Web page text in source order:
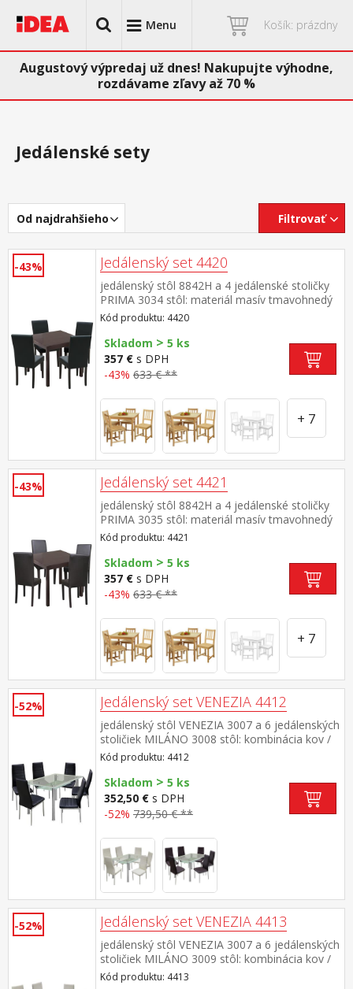
Menu Košík: prázdny
Augustový výpredaj už dnes! Nakupujte výhodne,
rozdávame zľavy až 70 %
Jedálenské sety
Od najdrahšieho Filtrovať
-43% Jedálenský set 4420
jedálenský stôl 8842H a 4 jedálenské stoličky
PRIMA 3034 stôl: materiál masív tmavohnedý
lak stolička: nohy materiál masív, farebné
prevedenie tmavohnedý lak poťah koža –
imitácia, farebné prevedenie čierna, výška sedu
47 cm rozmer stola (š/h/v) 75 × 75 × 73 cm
rozmer stoličky (š/h/v) 45 × 55 × 90 cm
Kód produktu: 4420
Skladom > 5 ks
357 € s DPH
-43% 633 € **
+ 7
-43% Jedálenský set 4421
jedálenský stôl 8842H a 4 jedálenské stoličky
PRIMA 3035 stôl: materiál masív tmavohnedý
lak stolička: nohy materiál masív, farebné
prevedenie tmavohnedý lak poťah koža –
imitácia, farebné prevedenie hnedá, výška
sedu 47 cm rozmer stola (š/h/v) 75 × 75 × 73
cm rozmer stoličky (š/h/v) 45 × 55 × 90 cm
Kód produktu: 4421
Skladom > 5 ks
357 € s DPH
-43% 633 € **
+ 7
-52% Jedálenský set VENEZIA 4412
jedálenský stôl VENEZIA 3007 a 6 jedálenských
stoličiek MILÁNO 3008 stôl: kombinácia kov /
tvrdené sklo, pochrómované nohy stolička:
poťah koža – imitácia, farebné prevedenie
čierna kovové pochrómované nohy, výška
sedu 46 cm rozmer stola (š/h/v) 150 × 90 × 76
cm rozmer stoličky (š/h/v) 41 × 40 × 98 cm
Kód produktu: 4412
Skladom > 5 ks
352,50 € s DPH
-52% 739,50 € **
-52% Jedálenský set VENEZIA 4413
jedálenský stôl VENEZIA 3007 a 6 jedálenských
stoličiek MILÁNO 3009 stôl: kombinácia kov /
tvrdené sklo, pochrómované nohy stolička:
Kód produktu: 4413